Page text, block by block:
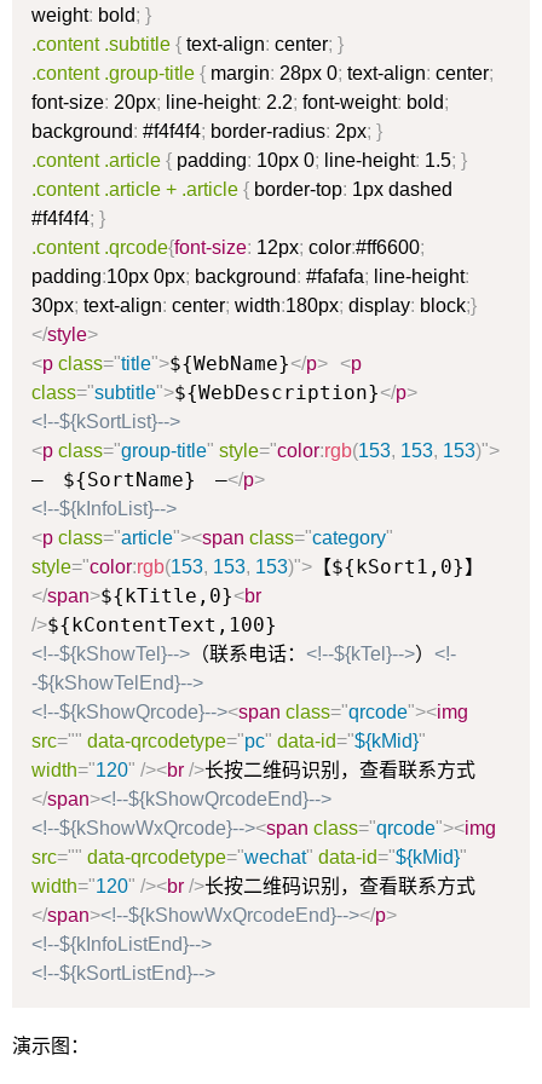
weight: bold; }
.content .subtitle { text-align: center; }
.content .group-title { margin: 28px 0; text-align: center;
font-size: 20px; line-height: 2.2; font-weight: bold;
background: #f4f4f4; border-radius: 2px; }
.content .article { padding: 10px 0; line-height: 1.5; }
.content .article + .article { border-top: 1px dashed
#f4f4f4; }
.content .qrcode{font-size: 12px; color:#ff6600;
padding:10px 0px; background: #fafafa; line-height:
30px; text-align: center; width:180px; display: block;}
</style>
<p class="title">${WebName}</p> <p
class="subtitle">${WebDescription}</p>
<!--${kSortList}-->
<p class="group-title" style="color:rgb(153, 153, 153)">
— ${SortName} —</p>
<!--${kInfoList}-->
<p class="article"><span class="category"
style="color:rgb(153, 153, 153)"> 【${kSort1,0}】
</span>${kTitle,0}<br
/>
<!--${kShowTel}--> （联系电话： <!--${kTel}-->） <!-
-${kShowTelEnd}-->
<!--${kShowQrcode}--><span class="qrcode"><img
src="" data-qrcodetype="pc" data-id="${kMid}"
width="120" /><br />长按二维码识别，查看联系方式
</span><!--${kShowQrcodeEnd}-->
<!--${kShowWxQrcode}--><span class="qrcode"><img
src="" data-qrcodetype="wechat" data-id="${kMid}"
width="120" /><br />长按二维码识别，查看联系方式
</span><!--${kShowWxQrcodeEnd}--></p>
<!--${kInfoListEnd}-->
<!--${kSortListEnd}-->
演示图：